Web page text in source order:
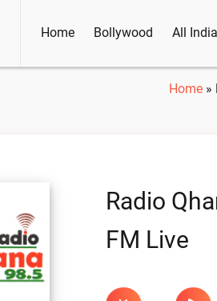
Home Bollywood All
Home »
Radio
FM Live